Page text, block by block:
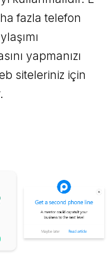
fazla telefon
yapmanızı
siteleriniz için